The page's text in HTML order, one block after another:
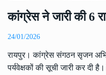
कांग्रेस ने जारी की 6
24/01/2026
रायपुर। कांग्रेस संगठन सृजन
पर्यवेक्षकों की सूची जारी कर दी